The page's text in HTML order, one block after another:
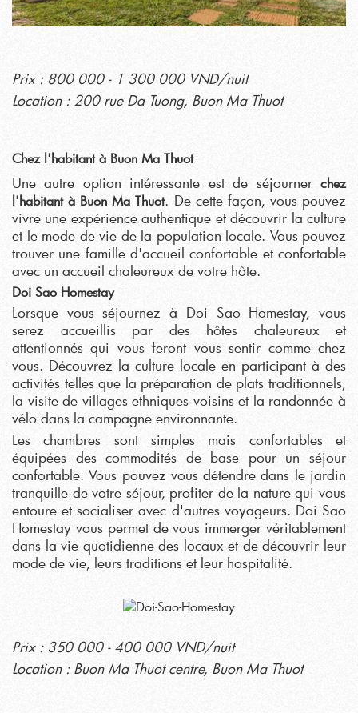
Prix : 800 000 - 1 300 000 VND/nuit
Location : 200 rue Da Tuong, Buon Ma Thuot
Chez l'habitant à Buon Ma Thuot
Une autre option intéressante est de séjourner chez
l'habitant à Buon Ma Thuot. De cette façon, vous pouvez
vivre une expérience authentique et découvrir la culture
et le mode de vie de la population locale. Vous pouvez
trouver une famille d'accueil confortable et confortable
avec un accueil chaleureux de votre hôte.
Doi Sao Homestay
Lorsque vous séjournez à Doi Sao Homestay, vous
serez accueillis par des hôtes chaleureux et
attentionnés qui vous feront vous sentir comme chez
vous. Découvrez la culture locale en participant à des
activités telles que la préparation de plats traditionnels,
la visite de villages ethniques voisins et la randonnée à
vélo dans la campagne environnante.
Les chambres sont simples mais confortables et
équipées des commodités de base pour un séjour
confortable. Vous pouvez vous détendre dans le jardin
tranquille de votre séjour, profiter de la nature qui vous
entoure et socialiser avec d'autres voyageurs. Doi Sao
Homestay vous permet de vous immerger véritablement
dans la vie quotidienne des locaux et de découvrir leur
mode de vie, leurs traditions et leur hospitalité.
Prix : 350 000 - 400 000 VND/nuit
Location : Buon Ma Thuot centre, Buon Ma Thuot